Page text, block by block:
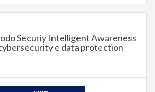
Securiy Intelligent Awareness
e data protection